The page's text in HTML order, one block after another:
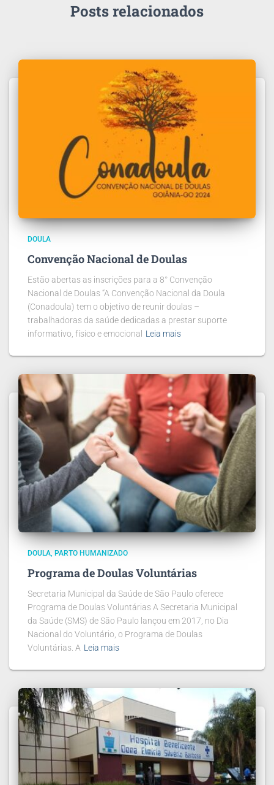
Posts relacionados
DOULA
Convenção Nacional de Doulas
Estão abertas as inscrições para a 8° Convenção
Nacional de Doulas “A Convenção Nacional da Doula
(Conadoula) tem o objetivo de reunir doulas –
trabalhadoras da saúde dedicadas a prestar suporte
informativo, físico e emocional
Leia mais
DOULA PARTO HUMANIZADO
Programa de Doulas Voluntárias
Secretaria Municipal da Saúde de São Paulo oferece
Programa de Doulas Voluntárias A Secretaria Municipal
da Saúde (SMS) de São Paulo lançou em 2017, no Dia
Nacional do Voluntário, o Programa de Doulas
Voluntárias. A Leia mais